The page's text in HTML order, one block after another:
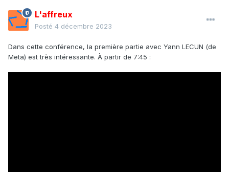
L'affreux
Posté 4 décembre 2023
Dans cette conférence, la première partie avec Yann LECUN (de
Meta) est très intéressante. À partir de 7:45 :